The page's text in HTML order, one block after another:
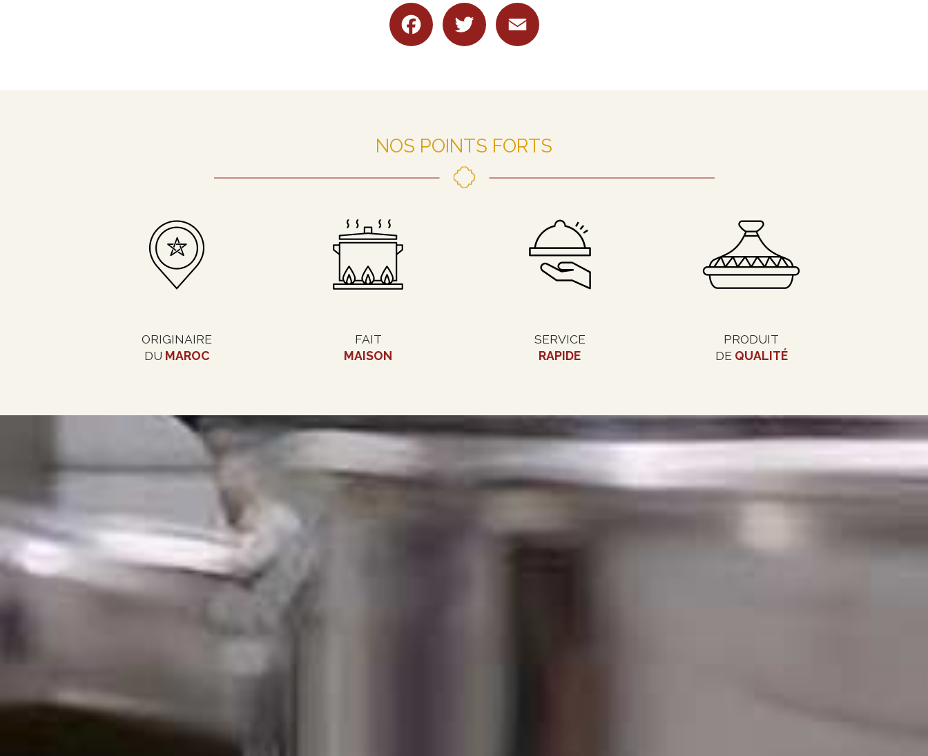
Facebook Twitter
NOS POINTS FORTS
ORIGINAIRE
DU MAROC
FAIT
MAISON
SERVICE
RAPIDE
PRODUIT
DE QUALITÉ